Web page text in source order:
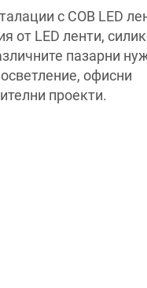
с COB LED
от LED ленти,
пазарни
офисни
проекти.